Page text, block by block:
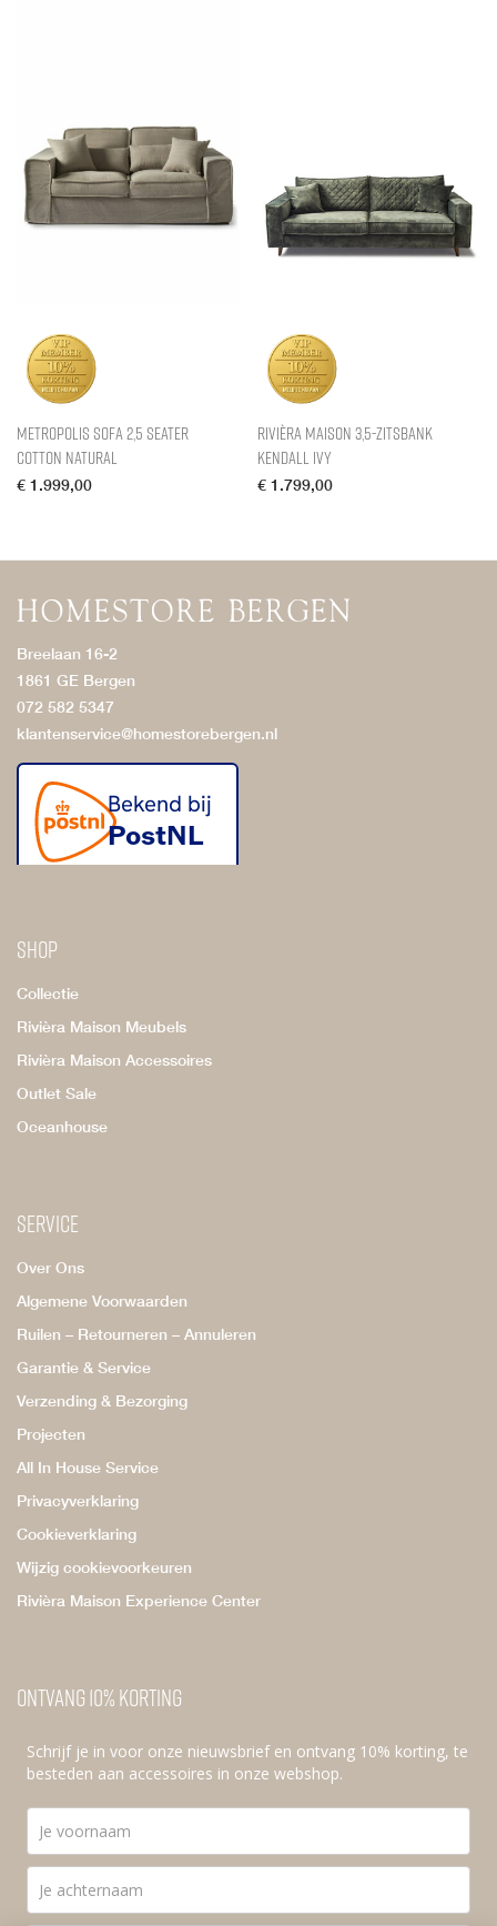
Metropolis Sofa 2,5 Seater
Cotton Natural
€ 1.999,00
Rivièra Maison 3,5-zitsbank
Kendall Ivy
€ 1.799,00
Breelaan 16-2
1861 GE Bergen
072 582 5347
klantenservice@homestorebergen.nl
Shop
Collectie
Rivièra Maison Meubels
Rivièra Maison Accessoires
Outlet Sale
Oceanhouse
Service
Over Ons
Algemene Voorwaarden
Ruilen – Retourneren – Annuleren
Garantie & Service
Verzending & Bezorging
Projecten
All In House Service
Privacyverklaring
Cookieverklaring
Wijzig cookievoorkeuren
Rivièra Maison Experience Center
Ontvang 10% korting
Schrijf je in voor onze nieuwsbrief en ontvang 10% korting, te
besteden aan accessoires in onze webshop.